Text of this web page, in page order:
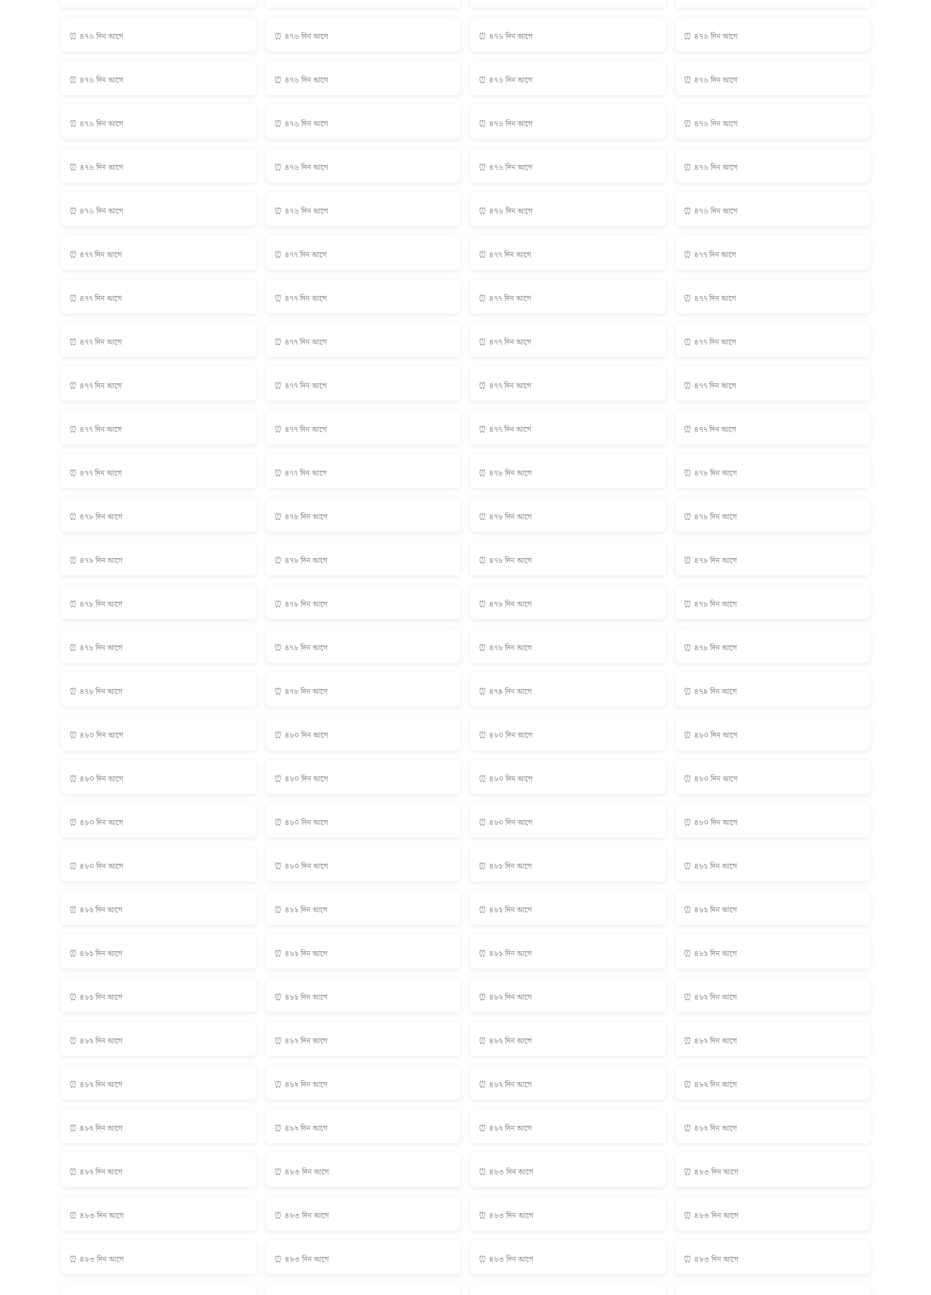
⏰ ৪৭৬ দিন আগে ⏰ ৪৭৬ দিন আগে ⏰ ৪৭৬ দিন আগে ⏰ ৪৭৬ দিন আগে
⏰ ৪৭৬ দিন আগে ⏰ ৪৭৬ দিন আগে ⏰ ৪৭৬ দিন আগে ⏰ ৪৭৬ দিন আগে
⏰ ৪৭৬ দিন আগে ⏰ ৪৭৬ দিন আগে ⏰ ৪৭৬ দিন আগে ⏰ ৪৭৬ দিন আগে
⏰ ৪৭৬ দিন আগে ⏰ ৪৭৬ দিন আগে ⏰ ৪৭৬ দিন আগে ⏰ ৪৭৬ দিন আগে
⏰ ৪৭৬ দিন আগে ⏰ ৪৭৬ দিন আগে ⏰ ৪৭৬ দিন আগে ⏰ ৪৭৬ দিন আগে
⏰ ৪৭৭ দিন আগে ⏰ ৪৭৭ দিন আগে ⏰ ৪৭৭ দিন আগে ⏰ ৪৭৭ দিন আগে
⏰ ৪৭৭ দিন আগে ⏰ ৪৭৭ দিন আগে ⏰ ৪৭৭ দিন আগে ⏰ ৪৭৭ দিন আগে
⏰ ৪৭৭ দিন আগে ⏰ ৪৭৭ দিন আগে ⏰ ৪৭৭ দিন আগে ⏰ ৪৭৭ দিন আগে
⏰ ৪৭৭ দিন আগে ⏰ ৪৭৭ দিন আগে ⏰ ৪৭৭ দিন আগে ⏰ ৪৭৭ দিন আগে
⏰ ৪৭৭ দিন আগে ⏰ ৪৭৭ দিন আগে ⏰ ৪৭৭ দিন আগে ⏰ ৪৭৭ দিন আগে
⏰ ৪৭৭ দিন আগে ⏰ ৪৭৭ দিন আগে ⏰ ৪৭৮ দিন আগে ⏰ ৪৭৮ দিন আগে
⏰ ৪৭৮ দিন আগে ⏰ ৪৭৮ দিন আগে ⏰ ৪৭৮ দিন আগে ⏰ ৪৭৮ দিন আগে
⏰ ৪৭৮ দিন আগে ⏰ ৪৭৮ দিন আগে ⏰ ৪৭৮ দিন আগে ⏰ ৪৭৮ দিন আগে
⏰ ৪৭৮ দিন আগে ⏰ ৪৭৮ দিন আগে ⏰ ৪৭৮ দিন আগে ⏰ ৪৭৮ দিন আগে
⏰ ৪৭৮ দিন আগে ⏰ ৪৭৮ দিন আগে ⏰ ৪৭৮ দিন আগে ⏰ ৪৭৮ দিন আগে
⏰ ৪৭৮ দিন আগে ⏰ ৪৭৮ দিন আগে ⏰ ৪৭৯ দিন আগে ⏰ ৪৭৯ দিন আগে
⏰ ৪৮০ দিন আগে ⏰ ৪৮০ দিন আগে ⏰ ৪৮০ দিন আগে ⏰ ৪৮০ দিন আগে
⏰ ৪৮০ দিন আগে ⏰ ৪৮০ দিন আগে ⏰ ৪৮০ দিন আগে ⏰ ৪৮০ দিন আগে
⏰ ৪৮০ দিন আগে ⏰ ৪৮০ দিন আগে ⏰ ৪৮০ দিন আগে ⏰ ৪৮০ দিন আগে
⏰ ৪৮০ দিন আগে ⏰ ৪৮০ দিন আগে ⏰ ৪৮১ দিন আগে ⏰ ৪৮১ দিন আগে
⏰ ৪৮১ দিন আগে ⏰ ৪৮১ দিন আগে ⏰ ৪৮১ দিন আগে ⏰ ৪৮১ দিন আগে
⏰ ৪৮১ দিন আগে ⏰ ৪৮১ দিন আগে ⏰ ৪৮১ দিন আগে ⏰ ৪৮১ দিন আগে
⏰ ৪৮১ দিন আগে ⏰ ৪৮১ দিন আগে ⏰ ৪৮২ দিন আগে ⏰ ৪৮২ দিন আগে
⏰ ৪৮২ দিন আগে ⏰ ৪৮২ দিন আগে ⏰ ৪৮২ দিন আগে ⏰ ৪৮২ দিন আগে
⏰ ৪৮২ দিন আগে ⏰ ৪৮২ দিন আগে ⏰ ৪৮২ দিন আগে ⏰ ৪৮২ দিন আগে
⏰ ৪৮২ দিন আগে ⏰ ৪৮২ দিন আগে ⏰ ৪৮২ দিন আগে ⏰ ৪৮২ দিন আগে
⏰ ৪৮২ দিন আগে ⏰ ৪৮৩ দিন আগে ⏰ ৪৮৩ দিন আগে ⏰ ৪৮৩ দিন আগে
⏰ ৪৮৩ দিন আগে ⏰ ৪৮৩ দিন আগে ⏰ ৪৮৩ দিন আগে ⏰ ৪৮৩ দিন আগে
⏰ ৪৮৩ দিন আগে ⏰ ৪৮৩ দিন আগে ⏰ ৪৮৩ দিন আগে ⏰ ৪৮৩ দিন আগে